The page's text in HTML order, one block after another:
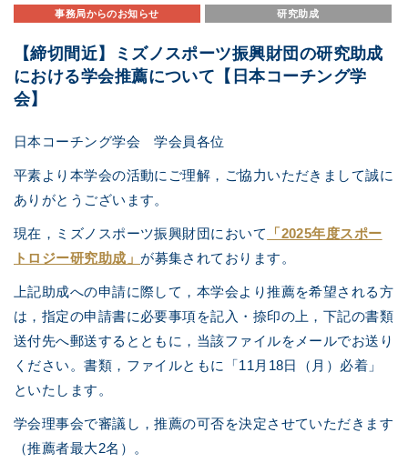
事務局からのお知らせ 研究助成
【締切間近】ミズノスポーツ振興財団の研究助成
における学会推薦について【日本コーチング学
会】
日本コーチング学会 学会員各位
平素より本学会の活動にご理解，ご協力いただきまして誠に
ありがとうございます。
現在，ミズノスポーツ振興財団において
「2025年度スポー
トロジー研究助成」 が募集されております。
上記助成への申請に際して，本学会より推薦を希望される方
は，指定の申請書に必要事項を記入・捺印の上，下記の書類
送付先へ郵送するとともに，当該ファイルをメールでお送り
ください。書類，ファイルともに「11月18日（月）必着」
といたします。
学会理事会で審議し，推薦の可否を決定させていただきます
（推薦者最大2名）。